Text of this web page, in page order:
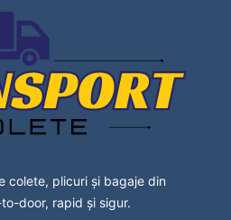
Huedin Bad Vöslau
Huedin Baden
Bärnbach
Huedin Berndorf
Huedin Bischofshofen
Huedin Bleiburg
Huedin Bregenz
Bruck an der Leitha
colete, plicuri și bagaje din
door, rapid și sigur.